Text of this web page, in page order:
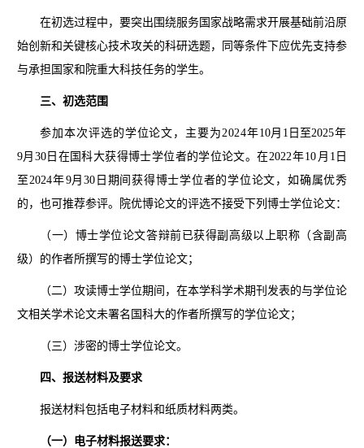
在初选过程中，要突出围绕服务国家战略需求开展基础前沿原
始创新和关键核心技术攻关的科研选题，同等条件下应优先支持参
与承担国家和院重大科技任务的学生。
三、初选范围
参加本次评选的学位论文，主要为2024年10月1日至2025年
9月30日在国科大获得博士学位者的学位论文。在2022年10月 1日
至2024年9月30日期间获得博士学位者的学位论文，如确属优秀
的，也可推荐参评。院优博论文的评选不接受下列博士学位论文：
（一）博士学位论文答辩前已获得副高级以上职称（含副高
级）的作者所撰写的博士学位论文；
（二）攻读博士学位期间，在本学科学术期刊发表的与学位论
文相关学术论文未署名国科大的作者所撰写的学位论文；
（三）涉密的博士学位论文。
四、报送材料及要求
报送材料包括电子材料和纸质材料两类。
（一）电子材料报送要求：